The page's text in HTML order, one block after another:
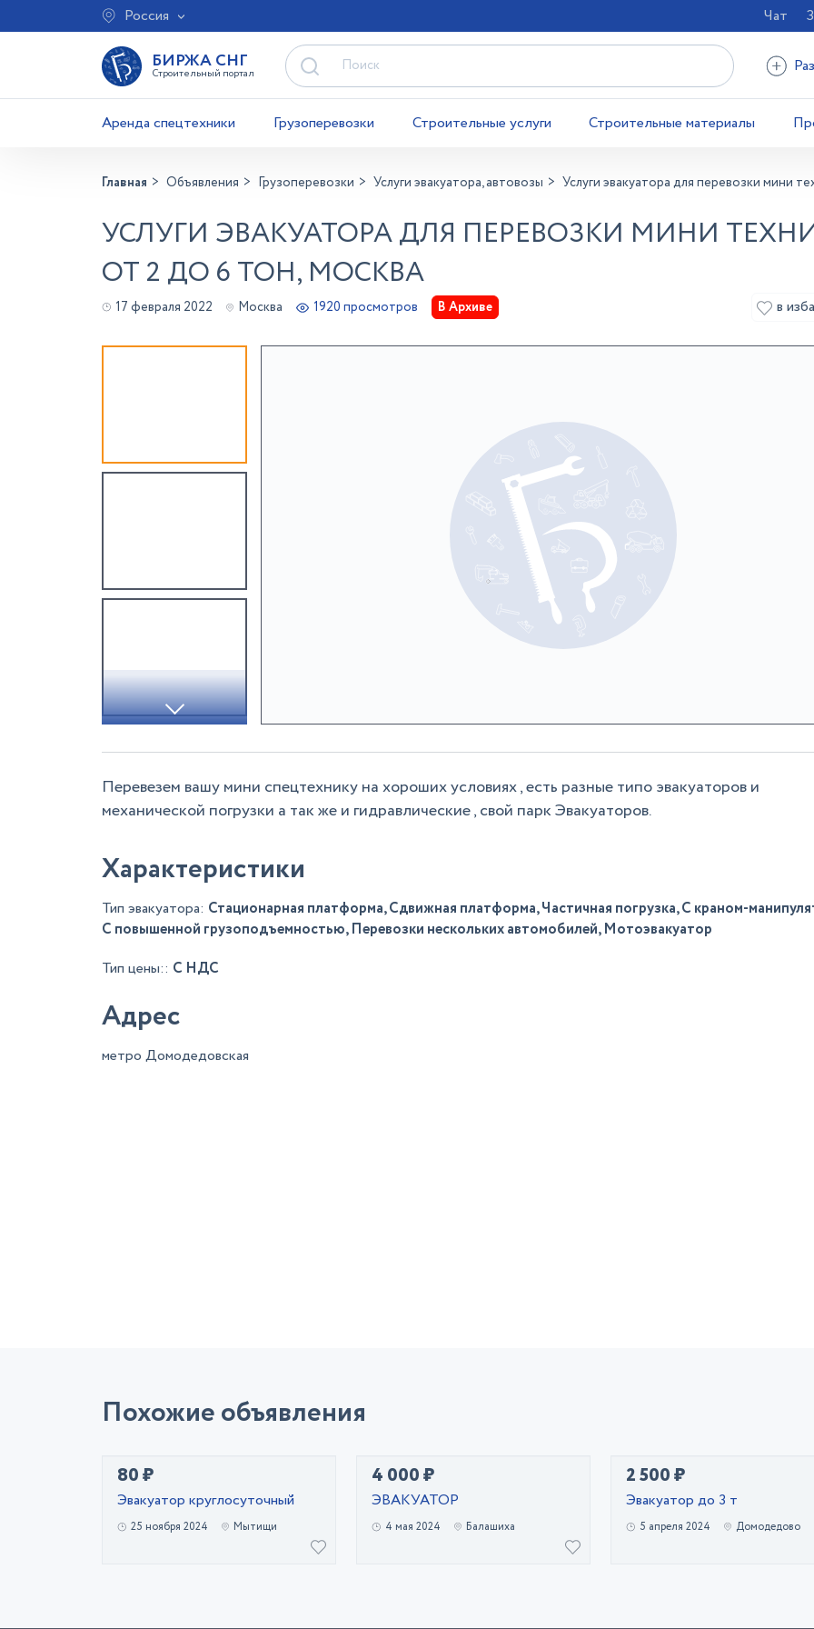
Россия Чат
БИРЖА СНГ
Строительный портал
Аренда спецтехники Грузоперевозки Строительные услуги Строительные материалы
Главная Объявления Грузоперевозки Услуги эвакуатора, автовозы Услуги эвакуатора для перевозки мини
УСЛУГИ ЭВАКУАТОРА ДЛЯ ПЕРЕВОЗКИ МИНИ
ОТ 2 ДО 6 ТОН, МОСКВА
17 февраля 2022 Москва 1920 просмотров В Архиве в
Перевезем вашу мини спецтехнику на хороших условиях , есть разные типо эвакуаторов и
механической погрузки а так же и гидравлические , свой парк Эвакуаторов.
Характеристики
Тип эвакуатора: Стационарная платформа, Сдвижная платформа, Частичная погрузка, С краном-
С повышенной грузоподъемностью, Перевозки нескольких автомобилей, Мотоэвакуатор
Тип цены:: С НДС
Адрес
метро Домодедовская
Похожие объявления
80 ₽
Эвакуатор круглосуточный
25 ноября 2024 Мытищи
4 000 ₽
ЭВАКУАТОР
4 мая 2024 Балашиха
2 500 ₽
Эвакуатор до 3 т
5 апреля 2024 Домодедово